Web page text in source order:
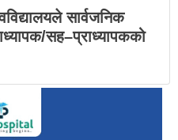
सार्वजनिक
सह–प्राध्यापकको